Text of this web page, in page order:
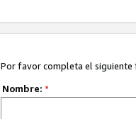
Por favor completa el siguiente
Nombre: *